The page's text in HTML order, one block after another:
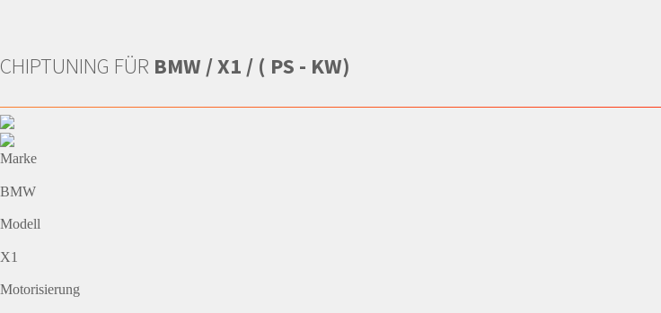
CHIPTUNING FÜR BMW / X1 / ( PS - KW)
Marke
BMW
Modell
X1
Motorisierung